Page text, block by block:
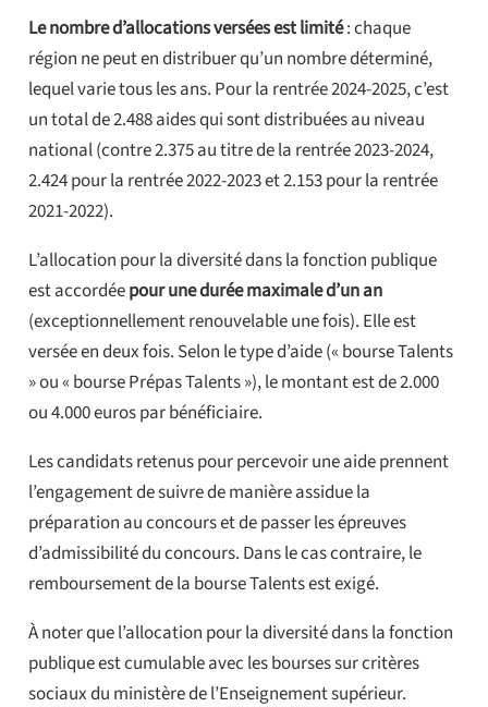
Le nombre d’allocations versées est limité: chaque
région ne peut en distribuer qu’un nombre déterminé,
lequel varie tous les ans. Pour la rentrée 2024-2025, c’est
un total de 2.488 aides qui sont distribuées au niveau
national (contre 2.375 au titre de la rentrée 2023-2024,
2.424 pour la rentrée 2022-2023 et 2.153 pour la rentrée
2021-2022).
L’allocation pour la diversité dans la fonction publique
est accordéepour une durée maximale d’un an
(exceptionnellement renouvelable une fois). Elle est
versée en deux fois. Selon le type d’aide (« bourse Talents
» ou « bourse Prépas Talents »), le montant est de 2.000
ou 4.000 euros par bénéficiaire.
Les candidats retenus pour percevoir une aide prennent
l’engagement de suivre de manière assidue la
préparation au concours et de passer les épreuves
d’admissibilité du concours. Dans le cas contraire, le
remboursement de la bourse Talents est exigé.
À noter que l’allocation pour la diversité dans la fonction
publique est cumulable avec les bourses sur critères
sociaux du ministère de l’Enseignement supérieur.